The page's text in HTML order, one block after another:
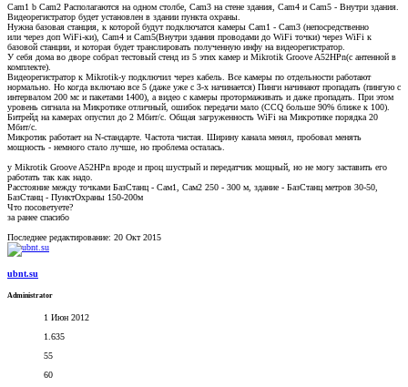
Cam1 b Cam2 Располагаются на одном столбе, Cam3 на стене здания, Cam4 и Cam5 - Внутри здания.
Видеорегистратор будет установлен в здании пункта охраны.
Нужна базовая станция, к которой будут подключатся камеры Cam1 - Cam3 (непосредственно
или через доп WiFi-ки), Cam4 и Cam5(Внутри здания проводами до WiFi точки) через WiFi к
базовой станции, и которая будет транслировать полученную инфу на видеорегистратор.
У себя дома во дворе собрал тестовый стенд из 5 этих камер и Mikrotik Groove A52HPn(с антенной в
комплекте).
Видеорегистратор к Mikrotik-у подключил через кабель. Все камеры по отдельности работают
нормально. Но когда включаю все 5 (даже уже с 3-х начинается) Пинги начинают пропадать (пингую с
интервалом 200 мс и пакетами 1400), а видео с камеры протормаживать и даже пропадать. При этом
уровень сигнала на Микротике отличный, ошибок передачи мало (CCQ больше 90% ближе к 100).
Битрейд на камерах опустил до 2 Мбит/с. Общая загруженность WiFi на Микротике порядка 20
Мбит/с.
Микротик работает на N-стандарте. Частота чистая. Ширину канала менял, пробовал менять
мощность - немного стало лучше, но проблема осталась.
у Mikrotik Groove A52HPn вроде и проц шустрый и передатчик мощный, но не могу заставить его
работать так как надо.
Расстояние между точками БазСтанц - Сам1, Сам2 250 - 300 м, здание - БазСтанц метров 30-50,
БазСтанц - ПунктОхраны 150-200м
Что посоветуете?
за ранее спасибо
Последнее редактирование: 20 Окт 2015
ubnt.su
Administrator
1 Июн 2012
1.635
55
60